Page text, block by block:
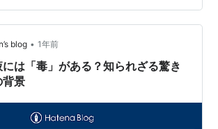
リの挙動」だった。Google Chromeのア
するとYouTubeが起動したり、YouTub…
blog • 1年前
は「毒」がある？知られざる驚き
背景